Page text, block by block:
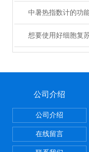
中暑热指数计的功
公司介绍
公司介绍
在线留言